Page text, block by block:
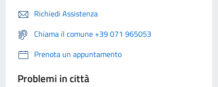
Richiedi Assistenza
Chiama il comune +39 071 965053
Prenota un appuntamento
Problemi in città